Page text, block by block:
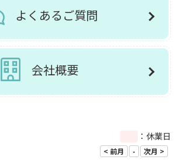
よくあるご質問
会社概要
：休業日